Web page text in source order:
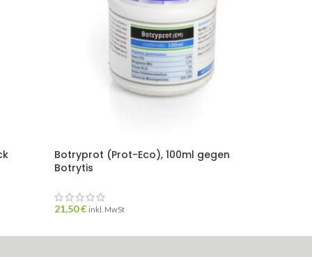
Botryprot (Prot-Eco), 100ml gegen
Botrytis
21,50€ inkl. MwSt